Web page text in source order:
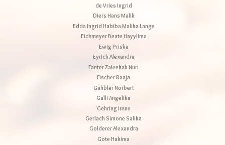
de Vries Ingrid
Diers Hans Malik
Edda Ingrid Habiba Malika Lange
Eickmeyer Beate Hayylima
Ewig Priska
Eyrich Alexandra
Fanter Zaleekah Nuri
Fischer Raaja
Gahbler Norbert
Galli Angelika
Gehring Irene
Gerlach Simone Salika
Golderer Alexandra
Gote Hakima